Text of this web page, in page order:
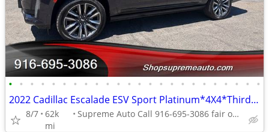
• • • • • • • • • • • • • • • • • • • • • • • •
2022 Cadillac Escalade ESV Sport Platinum*4X4*Third Row Seats*Loaded*
8/7 62k
mi
Supreme Auto Call 916-695-3086 fair oaks